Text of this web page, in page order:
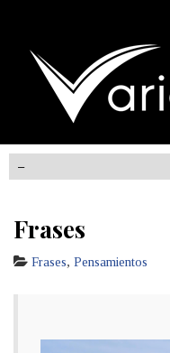
Frases
Frases, Pensamientos